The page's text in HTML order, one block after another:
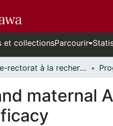
et collectionsParcourir
Vice-rectorat à la recherche // Office of the V-P, Research
maternal